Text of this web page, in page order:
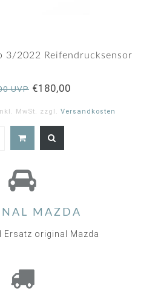
3/2022 Reifendrucksensor
UVP €180,00
MwSt. zzgl. Versandkosten
MAZDA
Ersatz original Mazda